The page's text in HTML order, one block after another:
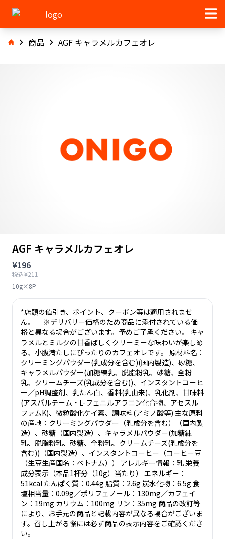
商品 AGF キャラメルカフェオレ
AGF キャラメルカフェオレ
¥196
税込¥211
10g×8P
*店頭の値引き、ポイント、クーポン等は適用されませ
ん。 ※デリバリー価格のため商品に添付されている価
格と異なる場合がございます。予めご了承ください。 キャ
ラメルとミルクの甘香ばしくクリーミーな味わいが楽しめ
る、小腹満たしにぴったりのカフェオレです。 原材料名：
クリーミングパウダー(乳成分を含む)(国内製造)、砂糖、
キャラメルパウダー(加糖練乳、脱脂粉乳、砂糖、全粉
乳、クリームチーズ(乳成分を含む))、インスタントコーヒ
ー／pH調整剤、乳たん白、香料(乳由来)、乳化剤、甘味料
(アスパルテーム・L-フェニルアラニン化合物、アセスル
ファムK)、微粒酸化ケイ素、調味料(アミノ酸等) 主な原料
の産地：クリーミングパウダー（乳成分を含む）（国内製
造）、砂糖（国内製造）、キャラメルパウダー(加糖練
乳、脱脂粉乳、砂糖、全粉乳、クリームチーズ(乳成分を
含む))（国内製造）、インスタントコーヒー（コーヒー豆
（生豆生産国名：ベトナム）） アレルギー情報：乳 栄養
成分表示（本品1杯分（10g）当たり） エネルギー：
51kcal たんぱく質：0.44g 脂質：2.6g 炭水化物：6.5g 食
塩相当量：0.09g／ポリフェノール：130mg／カフェイ
ン：19mg カリウム：100mg リン：35mg 商品の改訂等
により、お手元の商品と記載内容が異なる場合がございま
す。召し上がる際には必ず商品の表示内容をご確認くださ
い。